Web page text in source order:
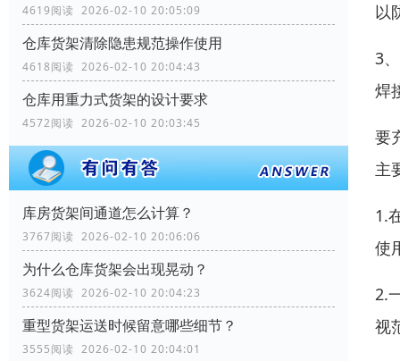
4619阅读 2026-02-10 20:05:09
仓库货架清除隐患规范操作使用
4618阅读 2026-02-10 20:04:43
仓库用重力式货架的设计要求
4572阅读 2026-02-10 20:03:45
库房货架间通道怎么计算？
3767阅读 2026-02-10 20:06:06
为什么仓库货架会出现晃动？
3624阅读 2026-02-10 20:04:23
重型货架运送时候留意哪些细节？
3555阅读 2026-02-10 20:04:01
以
3
焊
要
主
1.
使
2.
视